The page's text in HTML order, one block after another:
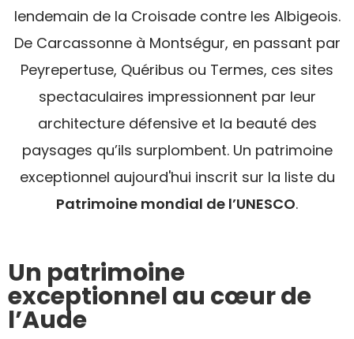
lendemain de la Croisade contre les Albigeois.
De Carcassonne à Montségur, en passant par
Peyrepertuse, Quéribus ou Termes, ces sites
spectaculaires impressionnent par leur
architecture défensive et la beauté des
paysages qu’ils surplombent. Un patrimoine
exceptionnel aujourd'hui inscrit sur la liste du
Patrimoine mondial de l’UNESCO.
Un patrimoine
exceptionnel au cœur de
l’Aude